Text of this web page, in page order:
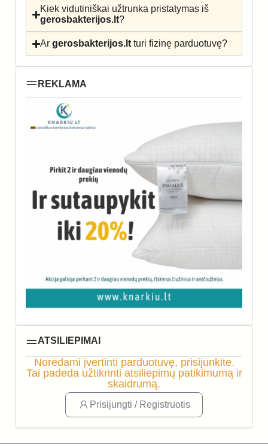
Kiek vidutiniškai užtrunka pristatymas iš
gerosbakterijos.lt?
Argerosbakterijos.lt turi fizinę parduotuvę?
REKLAMA
ATSILIEPIMAI
Norėdami įvertinti parduotuvę, prisijunkite.
Tai padeda užtikrinti atsiliepimų patikimumą ir
skaidrumą.
Prisijungti / Registruotis